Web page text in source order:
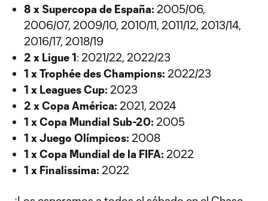
8 x Supercopa de España: 2005/06,
2006/07, 2009/10, 2010/11, 2011/12, 2013/14,
2016/17, 2018/19
2 x Ligue 1: 2021/22, 2022/23
1 x Trophée des Champions: 2022/23
1 x Leagues Cup: 2023
2 x Copa América: 2021, 2024
1 x Copa Mundial Sub-20: 2005
1 x Juego Olímpicos: 2008
1 x Copa Mundial de la FIFA: 2022
1 x Finalissima: 2022